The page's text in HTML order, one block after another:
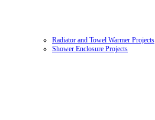
Radiator and Towel Warmer Projects
Shower Enclosure Projects